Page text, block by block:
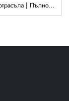
Анализ на отрасъла | Пълно ръководство за графичните оверлеи и дийдфронтовете: процеси, различия и приложения